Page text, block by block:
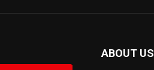
ABOUT US